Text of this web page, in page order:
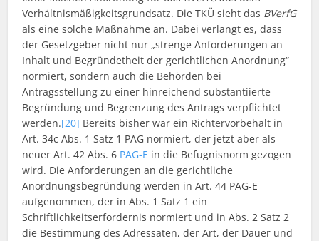
Verhältnismäßigkeitsgrundsatz. Die TKÜ sieht das BVerfG
als eine solche Maßnahme an. Dabei verlangt es, dass
der Gesetzgeber nicht nur „strenge Anforderungen an
Inhalt und Begründetheit der gerichtlichen Anordnung“
normiert, sondern auch die Behörden bei
Antragsstellung zu einer hinreichend substantiierte
Begründung und Begrenzung des Antrags verpflichtet
werden.[20] Bereits bisher war ein Richtervorbehalt in
Art. 34c Abs. 1 Satz 1 PAG normiert, der jetzt aber als
neuer Art. 42 Abs. 6 PAG-E in die Befugnisnorm gezogen
wird. Die Anforderungen an die gerichtliche
Anordnungsbegründung werden in Art. 44 PAG-E
aufgenommen, der in Abs. 1 Satz 1 ein
Schriftlichkeitserfordernis normiert und in Abs. 2 Satz 2
die Bestimmung des Adressaten, der Art, der Dauer und